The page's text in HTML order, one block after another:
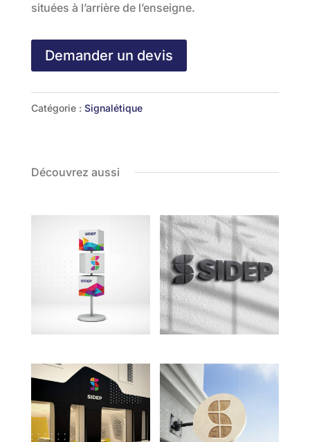
situées à l’arrière de l’enseigne.
Demander un devis
Catégorie : Signalétique
Découvrez aussi